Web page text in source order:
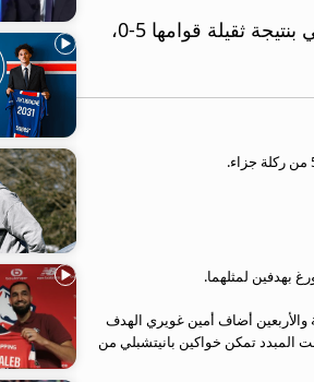
اعتلى لونس صدارة الدوري الفرنسي بعد أن هزم مستضيفه إف سي بنتيجة ثقيلة قوامها 5-0،
بهدفين لمثلهما.
والأربعين أضاف أمين غويري الهدف
المبدد تمكن خواكين بانيتشبلي من